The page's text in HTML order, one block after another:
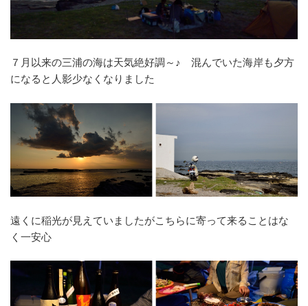
７月以来の三浦の海は天気絶好調～♪ 混んでいた海岸も夕方
になると人影少なくなりました
遠くに稲光が見えていましたがこちらに寄って来ることはな
く一安心